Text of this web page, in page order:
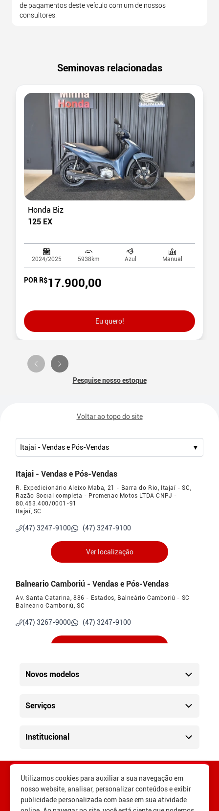
de pagamentos deste veículo com um de nossos
consultores.
Seminovas relacionadas
Honda Biz
125 EX
2024/2025 5938 km Azul Manual
POR R$17.900,00
Eu quero!
Pesquise nosso estoque
Voltar ao topo do site
Itajai - Vendas e Pós-Vendas ▼
Itajai - Vendas e Pós-Vendas
R. Expedicionário Aleixo Maba, 21 - Barra do Rio, Itajaí - SC,
Razão Social completa - Promenac Motos LTDA CNPJ -
80.453.400/0001-91
Itajaí, SC
(47) 3247-9100 (47) 3247-9100
Ver localização
Balneario Camboriú - Vendas e Pós-Vendas
Av. Santa Catarina, 886 - Estados, Balneário Camboriú - SC
Balneário Camboriú, SC
(47) 3267-9000 (47) 3247-9100
Porto Belo - Vendas e Pós-Vendas
(47) 3369-7373
Camboriu
R. Cel. Benjamin Viêira, 10 - Centro, Camboriú - SC
(47) 3247-9090 (47) 3247-9100
Novos modelos
Serviços
Institucional
Utilizamos cookies para auxiliar a sua navegação em
nosso website, analisar, personalizar conteúdos e exibir
publicidade personalizada com base em sua atividade